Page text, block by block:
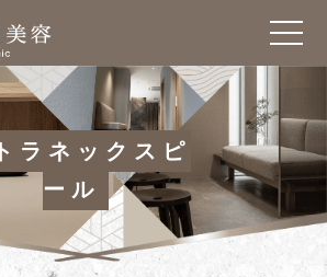
トラネックスピ
ール